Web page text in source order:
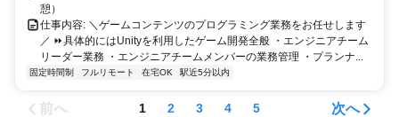
憩）
仕事内容: ＼ゲームコンテンツのプログラミング業務をお任せします
／ ⏩具体的にはUnityを利用したゲーム開発全般 ・エンジニアチーム
リーダー業務 ・エンジニアチームメンバーの業務管理 ・プランナ...
固定時間制 フルリモート 在宅OK 駅近5分以内
前へ 1 2 3 4 5 次へ